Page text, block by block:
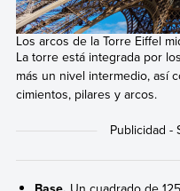
Los arcos de la Torre Eiffel
La torre está integrada por
más un nivel intermedio, así
cimientos, pilares y arcos.